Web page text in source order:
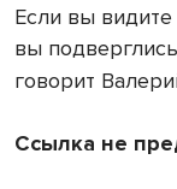
Если вы видите
вы
говорит
Ссылка не